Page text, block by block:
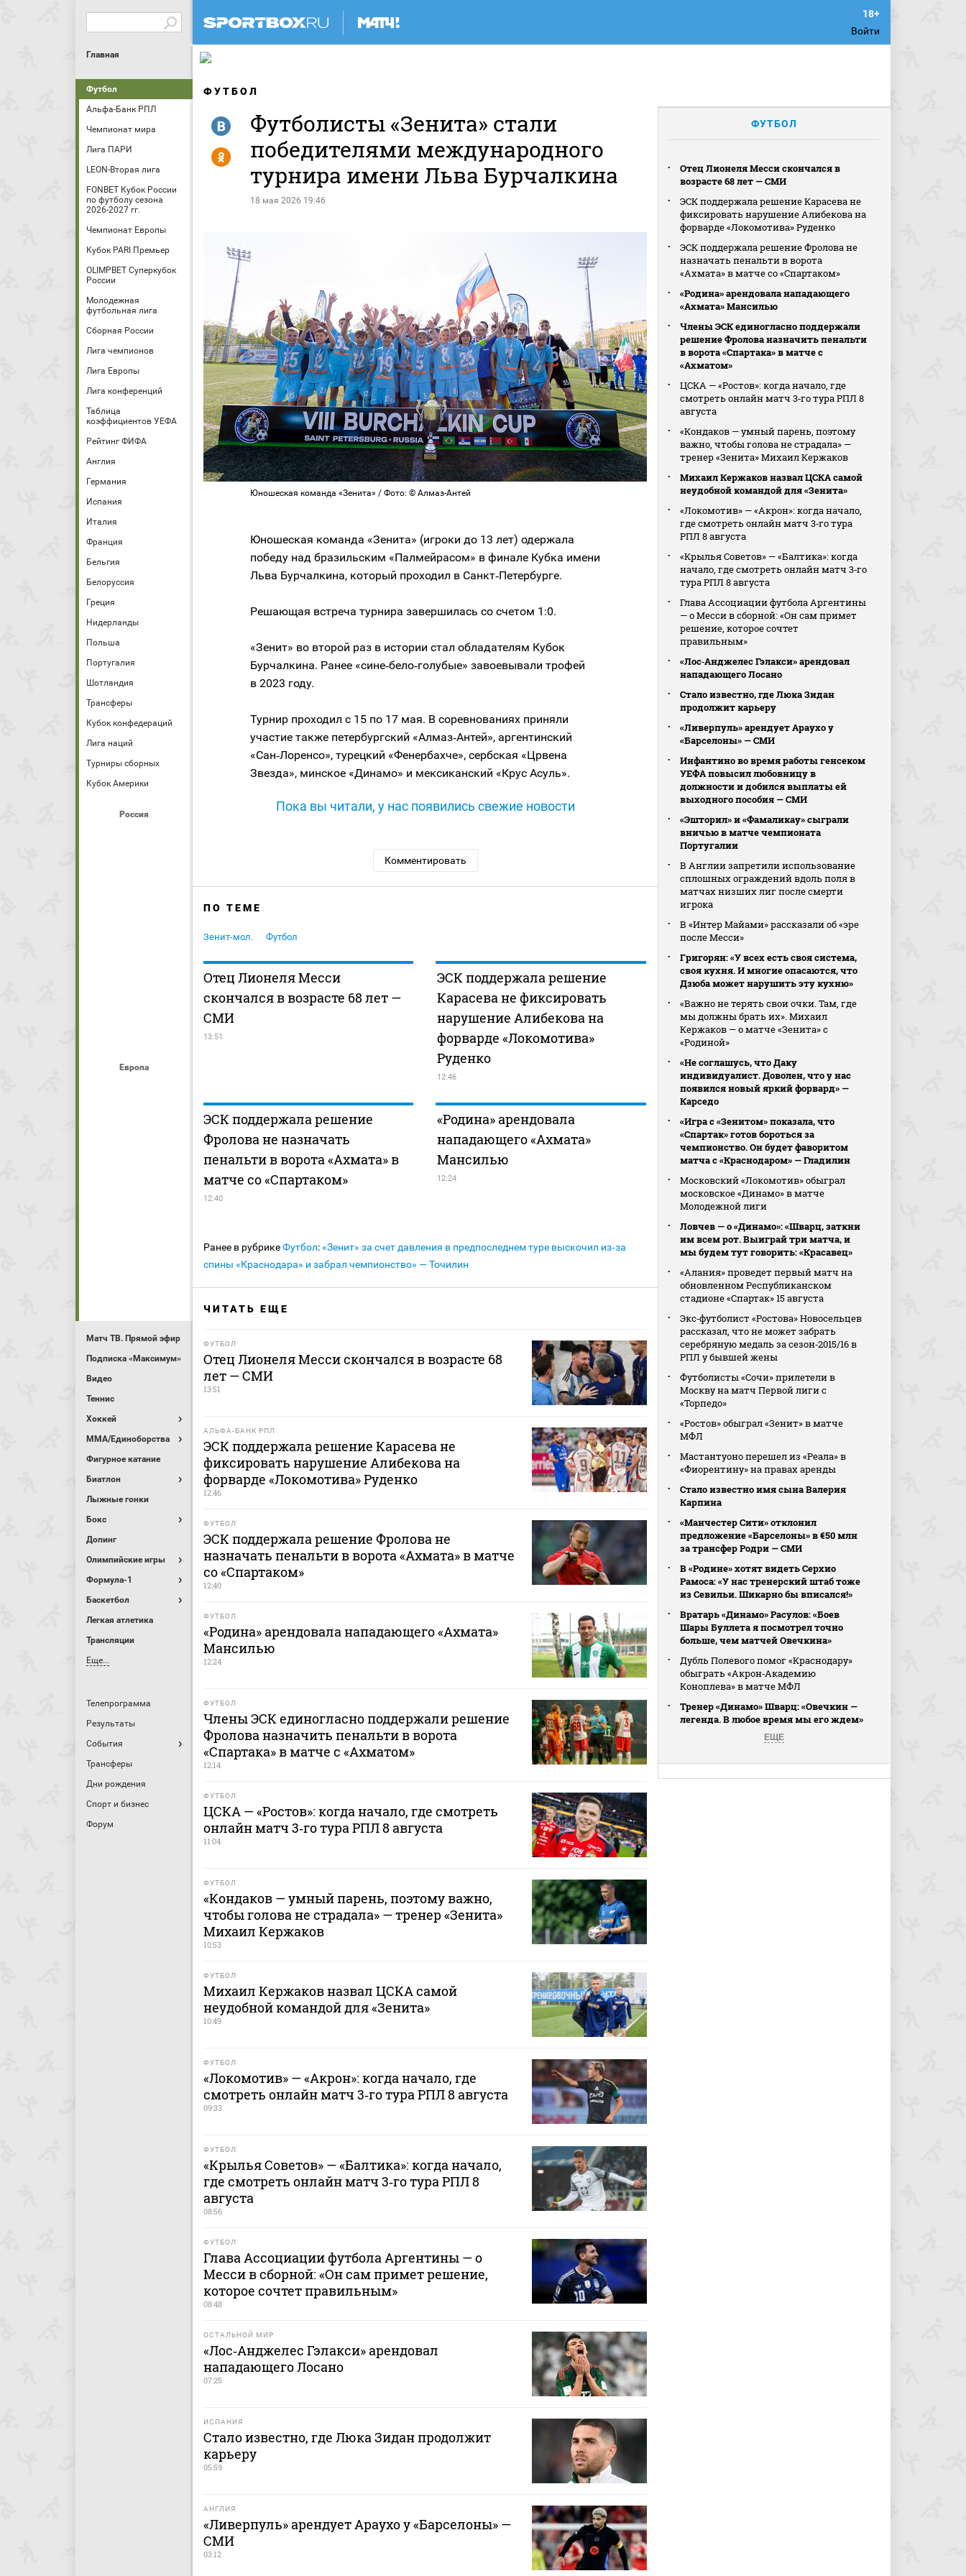
Войти
Главная
Футбол
Альфа-Банк РПЛ
Чемпионат мира
Лига ПАРИ
LEON-Вторая лига
FONBET Кубок России
по футболу сезона
2026-2027 гг.
Чемпионат Европы
Кубок PARI Премьер
OLIMPBET Суперкубок
России
Молодежная
футбольная лига
Сборная России
Лига чемпионов
Лига Европы
Лига конференций
Таблица
коэффициентов УЕФА
Рейтинг ФИФА
Англия
Германия
Испания
Италия
Франция
Бельгия
Белоруссия
Греция
Нидерланды
Польша
Португалия
Шотландия
Трансферы
Кубок конфедераций
Лига наций
Турниры сборных
Кубок Америки
Россия
Европа
Матч ТВ. Прямой эфир
Подписка «Максимум»
Видео
Теннис
Хоккей
MMA/Единоборства
Фигурное катание
Биатлон
Лыжные гонки
Бокс
Допинг
Олимпийские игры
Формула-1
Баскетбол
Легкая атлетика
Трансляции
Еще...
Телепрограмма
Результаты
События
Трансферы
Дни рождения
Спорт и бизнес
Форум
ФУТБОЛ
Футболисты «Зенита» стали
победителями международного
турнира имени Льва Бурчалкина
18 мая 2026 19:46
R
Y
Юношеская команда «Зенита» / Фото: © Алмаз-Антей
Юношеская команда «Зенита» (игроки до 13 лет) одержала
победу над бразильским «Палмейрасом» в финале Кубка имени
Льва Бурчалкина, который проходил в Санкт‑Петербурге.
Решающая встреча турнира завершилась со счетом 1:0.
«Зенит» во второй раз в истории стал обладателям Кубок
Бурчалкина. Ранее «сине‑бело‑голубые» завоевывали трофей
в 2023 году.
Турнир проходил с 15 по 17 мая. В соревнованиях приняли
участие также петербургский «Алмаз‑Антей», аргентинский
«Сан‑Лоренсо», турецкий «Фенербахче», сербская «Црвена
Звезда», минское «Динамо» и мексиканский «Крус Асуль».
Пока вы читали, у нас появились свежие новости
Комментировать
ПО ТЕМЕ
Зенит-мол. Футбол
Отец Лионеля Месси
скончался в возрасте 68 лет —
СМИ
13:51
ЭСК поддержала решение
Карасева не фиксировать
нарушение Алибекова на
форварде «Локомотива»
Руденко
12:46
ЭСК поддержала решение
Фролова не назначать
пенальти в ворота «Ахмата» в
матче со «Спартаком»
12:40
«Родина» арендовала
нападающего «Ахмата»
Мансилью
12:24
Ранее в рубрикеФутбол:«Зенит» за счет давления в предпоследнем туре выскочил из‑за
спины «Краснодара» и забрал чемпионство» — Точилин
ЧИТАТЬ ЕЩЕ
ФУТБОЛ
Отец Лионеля Месси скончался в возрасте 68
лет — СМИ
13:51
АЛЬФА-БАНК РПЛ
ЭСК поддержала решение Карасева не
фиксировать нарушение Алибекова на
форварде «Локомотива» Руденко
12:46
ФУТБОЛ
ЭСК поддержала решение Фролова не
назначать пенальти в ворота «Ахмата» в матче
со «Спартаком»
12:40
ФУТБОЛ
«Родина» арендовала нападающего «Ахмата»
Мансилью
12:24
ФУТБОЛ
Члены ЭСК единогласно поддержали решение
Фролова назначить пенальти в ворота
«Спартака» в матче с «Ахматом»
12:14
ФУТБОЛ
ЦСКА — «Ростов»: когда начало, где смотреть
онлайн матч 3‑го тура РПЛ 8 августа
11:04
ФУТБОЛ
«Кондаков — умный парень, поэтому важно,
чтобы голова не страдала» — тренер «Зенита»
Михаил Кержаков
10:53
ФУТБОЛ
Михаил Кержаков назвал ЦСКА самой
неудобной командой для «Зенита»
10:49
ФУТБОЛ
«Локомотив» — «Акрон»: когда начало, где
смотреть онлайн матч 3‑го тура РПЛ 8 августа
09:33
ФУТБОЛ
«Крылья Советов» — «Балтика»: когда начало,
где смотреть онлайн матч 3‑го тура РПЛ 8
августа
08:56
ФУТБОЛ
Глава Ассоциации футбола Аргентины — о
Месси в сборной: «Он сам примет решение,
которое сочтет правильным»
08:48
ОСТАЛЬНОЙ МИР
«Лос‑Анджелес Гэлакси» арендовал
нападающего Лосано
07:25
ИСПАНИЯ
Стало известно, где Люка Зидан продолжит
карьеру
05:59
АНГЛИЯ
«Ливерпуль» арендует Араухо у «Барселоны» —
СМИ
03:12
ФУТБОЛ
Отец Лионеля Месси скончался в
возрасте 68 лет — СМИ
ЭСК поддержала решение Карасева не
фиксировать нарушение Алибекова на
форварде «Локомотива» Руденко
ЭСК поддержала решение Фролова не
назначать пенальти в ворота
«Ахмата» в матче со «Спартаком»
«Родина» арендовала нападающего
«Ахмата» Мансилью
Члены ЭСК единогласно поддержали
решение Фролова назначить пенальти
в ворота «Спартака» в матче с
«Ахматом»
ЦСКА — «Ростов»: когда начало, где
смотреть онлайн матч 3‑го тура РПЛ 8
августа
«Кондаков — умный парень, поэтому
важно, чтобы голова не страдала» —
тренер «Зенита» Михаил Кержаков
Михаил Кержаков назвал ЦСКА самой
неудобной командой для «Зенита»
«Локомотив» — «Акрон»: когда начало,
где смотреть онлайн матч 3‑го тура
РПЛ 8 августа
«Крылья Советов» — «Балтика»: когда
начало, где смотреть онлайн матч 3‑го
тура РПЛ 8 августа
Глава Ассоциации футбола Аргентины
— о Месси в сборной: «Он сам примет
решение, которое сочтет
правильным»
«Лос‑Анджелес Гэлакси» арендовал
нападающего Лосано
Стало известно, где Люка Зидан
продолжит карьеру
«Ливерпуль» арендует Араухо у
«Барселоны» — СМИ
Инфантино во время работы генсеком
УЕФА повысил любовницу в
должности и добился выплаты ей
выходного пособия — СМИ
«Эшторил» и «Фамаликау» сыграли
вничью в матче чемпионата
Португалии
В Англии запретили использование
сплошных ограждений вдоль поля в
матчах низших лиг после смерти
игрока
В «Интер Майами» рассказали об «эре
после Месси»
Григорян: «У всех есть своя система,
своя кухня. И многие опасаются, что
Дзюба может нарушить эту кухню»
«Важно не терять свои очки. Там, где
мы должны брать их». Михаил
Кержаков — о матче «Зенита» с
«Родиной»
«Не соглашусь, что Даку
индивидуалист. Доволен, что у нас
появился новый яркий форвард» —
Карседо
«Игра с «Зенитом» показала, что
«Спартак» готов бороться за
чемпионство. Он будет фаворитом
матча с «Краснодаром» — Гладилин
Московский «Локомотив» обыграл
московское «Динамо» в матче
Молодежной лиги
Ловчев — о «Динамо»: «Шварц, заткни
им всем рот. Выиграй три матча, и
мы будем тут говорить: «Красавец»
«Алания» проведет первый матч на
обновленном Республиканском
стадионе «Спартак» 15 августа
Экс‑футболист «Ростова» Новосельцев
рассказал, что не может забрать
серебряную медаль за сезон‑2015/16 в
РПЛ у бывшей жены
Футболисты «Сочи» прилетели в
Москву на матч Первой лиги с
«Торпедо»
«Ростов» обыграл «Зенит» в матче
МФЛ
Мастантуоно перешел из «Реала» в
«Фиорентину» на правах аренды
Стало известно имя сына Валерия
Карпина
«Манчестер Сити» отклонил
предложение «Барселоны» в €50 млн
за трансфер Родри — СМИ
В «Родине» хотят видеть Серхио
Рамоса: «У нас тренерский штаб тоже
из Севильи. Шикарно бы вписался!»
Вратарь «Динамо» Расулов: «Боев
Шары Буллета я посмотрел точно
больше, чем матчей Овечкина»
Дубль Полевого помог «Краснодару»
обыграть «Акрон‑Академию
Коноплева» в матче МФЛ
Тренер «Динамо» Шварц: «Овечкин —
легенда. В любое время мы его ждем»
ЕЩЕ